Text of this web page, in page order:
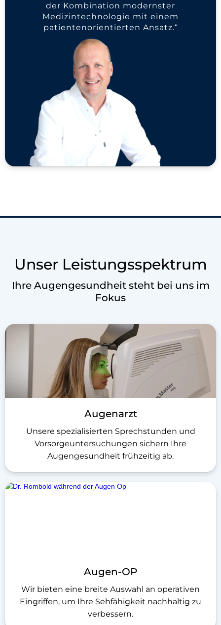
der Kombination modernster
Medizintechnologie mit einem
patientenorientierten Ansatz.“
Unser Leistungsspektrum
Ihre Augengesundheit steht bei uns im
Fokus
Augenarzt
Unsere spezialisierten Sprechstunden und
Vorsorgeuntersuchungen sichern Ihre
Augengesundheit frühzeitig ab.
Augen-OP
Wir bieten eine breite Auswahl an operativen
Eingriffen, um Ihre Sehfähigkeit nachhaltig zu
verbessern.